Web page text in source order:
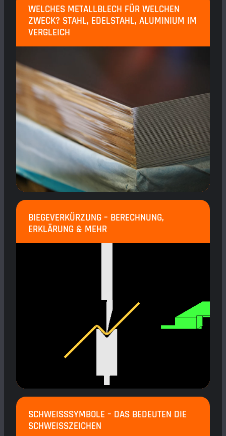
WELCHES METALLBLECH FÜR WELCHEN
ZWECK? STAHL, EDELSTAHL, ALUMINIUM IM
VERGLEICH
BIEGEVERKÜRZUNG – BERECHNUNG,
ERKLÄRUNG & MEHR
SCHWEISSSYMBOLE – DAS BEDEUTEN DIE S
CHWEISSZEICHEN